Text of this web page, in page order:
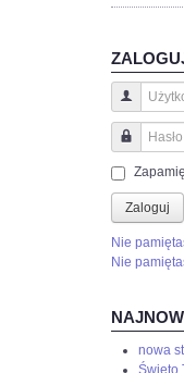
Użytkownik
Hasło
Zaloguj
Nie
Nie
nowa
Święto